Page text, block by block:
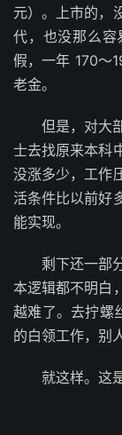
元）。上市的，
代，也没那么容
假，一年 170～
老金。
但是，对大
士去找原来本科
没涨多少，工作
活条件比以前好
能实现。
剩下还一部
本逻辑都不明白
越难了。去拧螺
的白领工作，别
就这样。这